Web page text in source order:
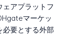
アプラットフ
マーケッ
必要とする外部